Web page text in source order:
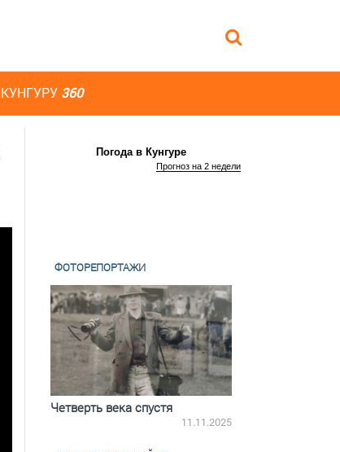
КУНГУРУ 360
Погода в Кунгуре
Прогноз на 2 недели
ФОТОРЕПОРТАЖИ
Четверть века спустя
11.11.2025